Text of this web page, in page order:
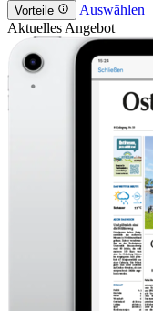
Vorteile
Auswählen
Aktuelles Angebot